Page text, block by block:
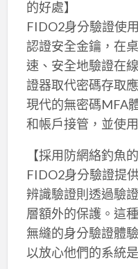
的好處】
FIDO2身分驗證使
認證安全金鑰，在
速、安全地驗證在
證器取代密碼存取
現代的無密碼MFA
和帳戶接管，並使
【採用防網絡釣魚
FIDO2身分驗證提
辨識驗證則透過驗
層額外的保護。這
無縫的身分驗證體
以放心他們的系統